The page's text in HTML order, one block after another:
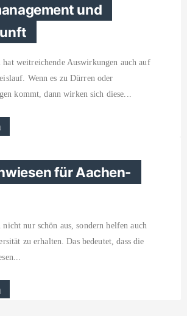
und
weitreichende Auswirkungen auch auf
Wenn es zu Dürren oder
kommt, dann wirken sich diese
für Aachen-
nicht nur schön aus, sondern helfen auch
zu erhalten. Das bedeutet, dass die